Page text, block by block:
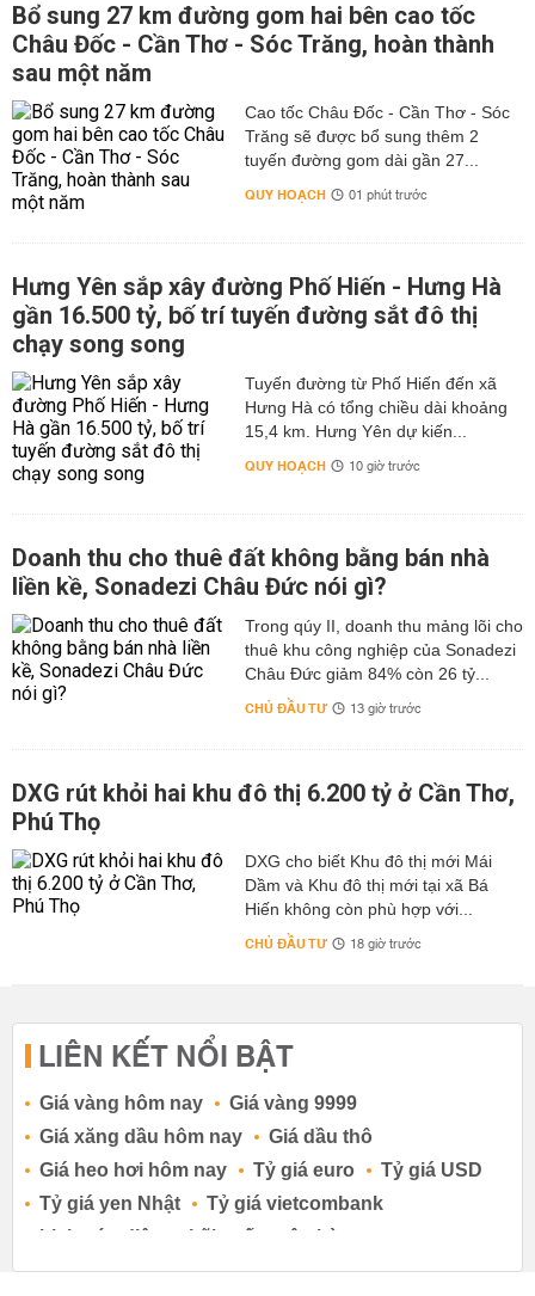
Bổ sung 27 km đường gom hai bên cao tốc
Châu Đốc - Cần Thơ - Sóc Trăng, hoàn thành
sau một năm
Cao tốc Châu Đốc - Cần Thơ - Sóc
Trăng sẽ được bổ sung thêm 2
tuyến đường gom dài gần 27...
QUY HOẠCH 01 phút trước
Hưng Yên sắp xây đường Phố Hiến - Hưng Hà
gần 16.500 tỷ, bố trí tuyến đường sắt đô thị
chạy song song
Tuyến đường từ Phố Hiến đến xã
Hưng Hà có tổng chiều dài khoảng
15,4 km. Hưng Yên dự kiến...
QUY HOẠCH 10 giờ trước
Doanh thu cho thuê đất không bằng bán nhà
liền kề, Sonadezi Châu Đức nói gì?
Trong qúy II, doanh thu mảng lõi cho
thuê khu công nghiệp của Sonadezi
Châu Đức giảm 84% còn 26 tỷ...
CHỦ ĐẦU TƯ 13 giờ trước
DXG rút khỏi hai khu đô thị 6.200 tỷ ở Cần Thơ,
Phú Thọ
DXG cho biết Khu đô thị mới Mái
Dầm và Khu đô thị mới tại xã Bá
Hiến không còn phù hợp với...
CHỦ ĐẦU TƯ 18 giờ trước
LIÊN KẾT NỔI BẬT
Giá vàng hôm nay
Giá vàng 9999
Giá xăng dầu hôm nay
Giá dầu thô
Giá heo hơi hôm nay
Tỷ giá euro
Tỷ giá USD
Tỷ giá yen Nhật
Tỷ giá vietcombank
Lịch cúp điện
Lãi suất ngân hàng
Lãi suất tiết kiệm
Lãi suất tiền gửi